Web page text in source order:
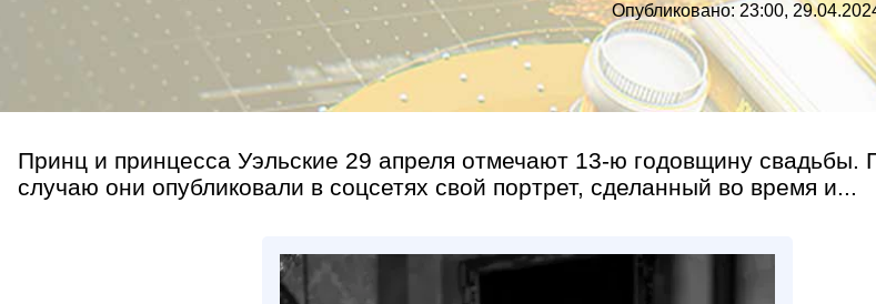
Опубликовано: 23:00,
Принц и принцесса Уэльские 29 апреля отмечают 13-ю годовщину свадьбы.
случаю они опубликовали в соцсетях свой портрет, сделанный во время и...